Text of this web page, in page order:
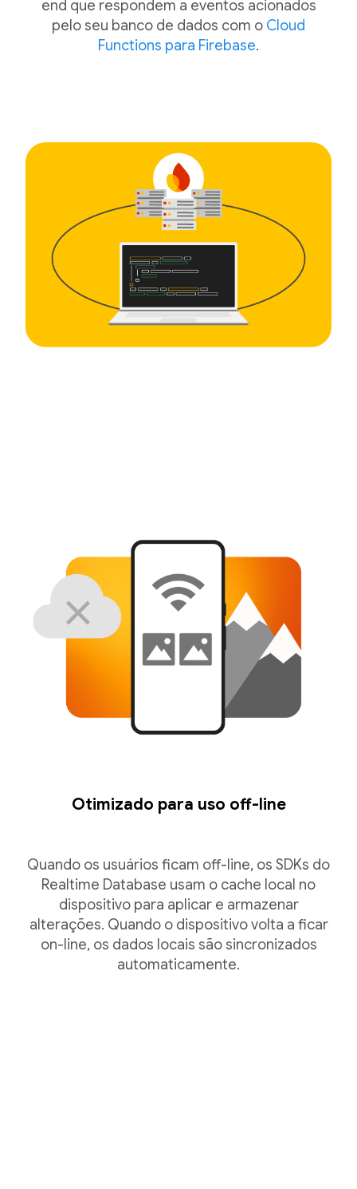
end que respondem a eventos acionados
pelo seu banco de dados com o Cloud
Functions para Firebase.
Otimizado para uso off-line
Quando os usuários ficam off-line, os SDKs do
Realtime Database usam o cache local no
dispositivo para aplicar e armazenar
alterações. Quando o dispositivo volta a ficar
on-line, os dados locais são sincronizados
automaticamente.